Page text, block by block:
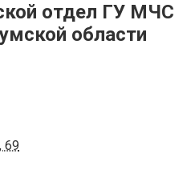
отдел ГУ МЧС
области
69